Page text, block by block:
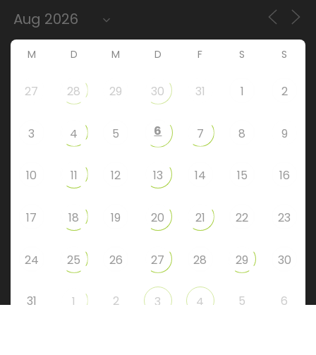
M D M D F S S
27 28 29 30 31 1 2
3 4 5 6 7 8 9
10 11 12 13 14 15 16
17 18 19 20 21 22 23
24 25 26 27 28 29 30
31 1 2 3 4 5 6